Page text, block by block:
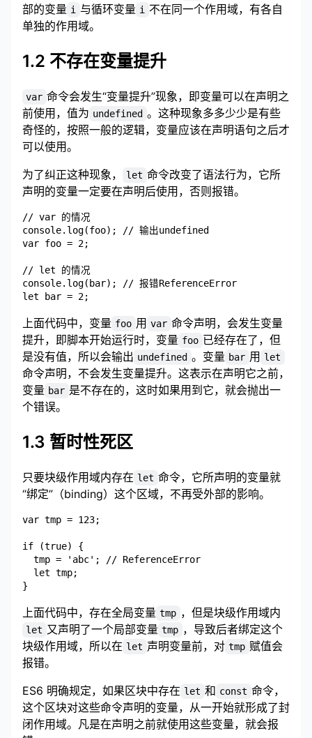
部的变量 i 与循环变量 i
不在同一个作用域，有各自
单独的作用域。
1.2 不存在变量提升
var 命令会发生“变量提升”现象，即变量可以在声明之
前使用，值为 undefined 。这种现象多多少少是有些
奇怪的，按照一般的逻辑，变量应该在声明语句之后才
可以使用。
为了纠正这种现象，
let 命令改变了语法行为，它所
声明的变量一定要在声明后使用，否则报错。
// var 的情况
console.log(foo); // 输出undefined
var foo = 2;
// let 的情况
console.log(bar); // 报错ReferenceError
上面代码中，变量 foo 用 var 命令声明，会发生变量
提升，即脚本开始运行时，变量 foo 已经存在了，但
是没有值，所以会输出 undefined 。变量 bar 用 let
命令声明，不会发生变量提升。这表示在声明它之前，
变量 bar 是不存在的，这时如果用到它，就会抛出一
个错误。
1.3 暂时性死区
只要块级作用域内存在 let 命令，它所声明的变量就
“绑定”（binding）这个区域，不再受外部的影响。
var tmp = 123;
if (true) {
  tmp = 'abc'; // ReferenceError
  let tmp;
上面代码中，存在全局变量 tmp ，但是块级作用域内
let 又声明了一个局部变量 tmp ，导致后者绑定这个
块级作用域，所以在 let 声明变量前，对 tmp 赋值会
报错。
ES6 明确规定，如果区块中存在 let 和 const 命令，
这个区块对这些命令声明的变量，从一开始就形成了封
闭作用域。凡是在声明之前就使用这些变量，就会报